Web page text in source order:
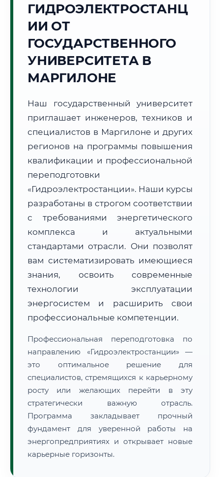
🌅 Восход:--:-- 🌇 Закат:--:--
📍 Региональная справка г. Маргилон
Субъект:
Республика Узбекистан
Тел. код:
Часовой пояс:
UTC+5
🔍Нажмите на документ для увеличения и просмотра
ГИДРОЭЛЕКТРОСТАНЦ
ИИ ОТ
ГОСУДАРСТВЕННОГО
УНИВЕРСИТЕТА В
МАРГИЛОНЕ
Наш государственный университет
приглашает инженеров, техников и
специалистов в Маргилоне и других
регионов на программы повышения
квалификации и профессиональной
переподготовки
«Гидроэлектростанции». Наши курсы
разработаны в строгом соответствии
с требованиями энергетического
комплекса и актуальными
стандартами отрасли. Они позволят
вам систематизировать имеющиеся
знания, освоить современные
технологии эксплуатации
энергосистем и расширить свои
профессиональные компетенции.
Профессиональная переподготовка по
направлению «Гидроэлектростанции» —
это оптимальное решение для
специалистов, стремящихся к карьерному
росту или желающих перейти в эту
стратегически важную отрасль.
Программа закладывает прочный
фундамент для уверенной работы на
энергопредприятиях и открывает новые
карьерные горизонты.